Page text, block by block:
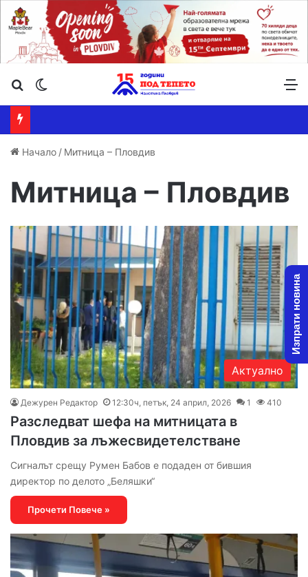
Търсене ...
Начало / Митница – Пловдив
Митница – Пловдив
Актуално
Дежурен Редактор 12:30ч, петък, 24 април, 2026 1 410
Разследват шефа на митницата в
Пловдив за лъжесвидетелстване
Сигналът срещу Румен Бабов е подаден от бившия
директор по делото „Беляшки“
Прочети Повече »
Изпрати новина